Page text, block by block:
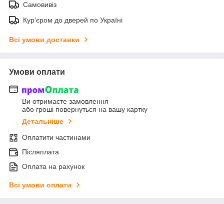
Самовивіз
Кур'єром до дверей по Україні
Всі умови доставки
Умови оплати
Ви отримаєте замовлення
або гроші повернуться на вашу картку
Детальніше
Оплатити частинами
Післяплата
Оплата на рахунок
Всі умови оплати